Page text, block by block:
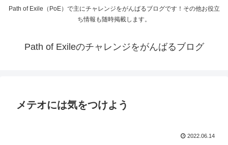
Path of Exile（PoE）で主にチャレンジをがんばるブログです！その他お役立
ち情報も随時掲載します。
Path of Exileのチャレンジをがんばるブログ
メテオには気をつけよう
2022.06.14